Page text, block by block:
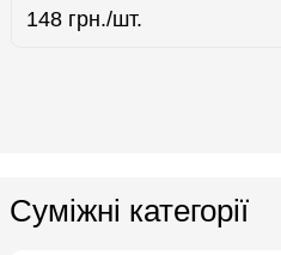
148 грн./шт.
Суміжні категорії